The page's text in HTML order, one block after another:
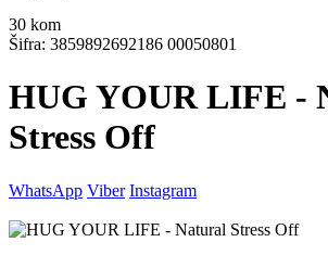
30 kom
Šifra: 3859892692186 00050801
HUG YOUR LIFE -
Stress Off
WhatsApp Viber Instagram